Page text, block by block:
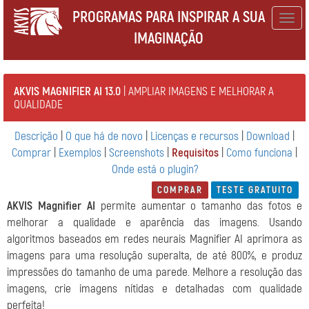
PROGRAMAS PARA INSPIRAR A SUA
IMAGINAÇÃO
AKVIS MAGNIFIER AI 13.0 | AMPLIAR IMAGENS E MELHORAR A
QUALIDADE
Descrição O que há de novo Licenças e recursos Download
Comprar Exemplos Screenshots Requisitos Como funciona
Onde está o plugin?
COMPRAR TESTE GRATUITO
AKVIS Magnifier AI permite aumentar o tamanho das fotos e
melhorar a qualidade e aparência das imagens. Usando
algoritmos baseados em redes neurais Magnifier AI aprimora as
imagens para uma resolução superalta, de até 800%, e produz
impressões do tamanho de uma parede. Melhore a resolução das
imagens, crie imagens nítidas e detalhadas com qualidade
perfeita!